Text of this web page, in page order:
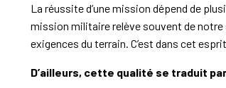
La réussite d’une mission dépend de
mission militaire relève souvent de notre
exigences du terrain. C’est dans cet
D’ailleurs, cette qualité se traduit